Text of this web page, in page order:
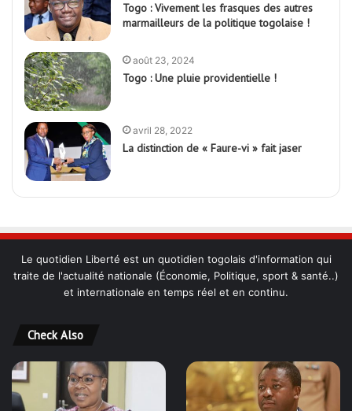
Togo : Vivement les frasques des autres
marmailleurs de la politique togolaise !
août 23, 2024
Togo : Une pluie providentielle !
avril 28, 2022
La distinction de « Faure-vi » fait jaser
Le quotidien Liberté est un quotidien togolais d'information qui
traite de l'actualité nationale (Économie, Politique, sport & santé..)
et internationale en temps réel et en continu.
Check Also